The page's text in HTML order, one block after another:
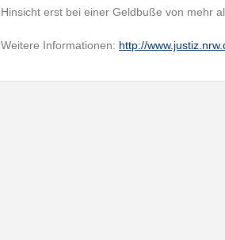
Hinsicht erst bei einer Geldbuße von mehr
Weitere Informationen: http://